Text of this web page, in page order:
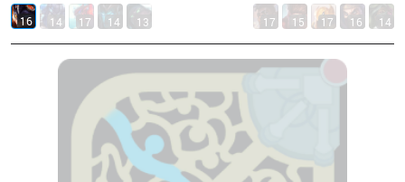
16 14 17 14 13 17 15 17 16 14